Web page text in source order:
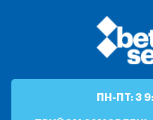
ПН-ПТ: З